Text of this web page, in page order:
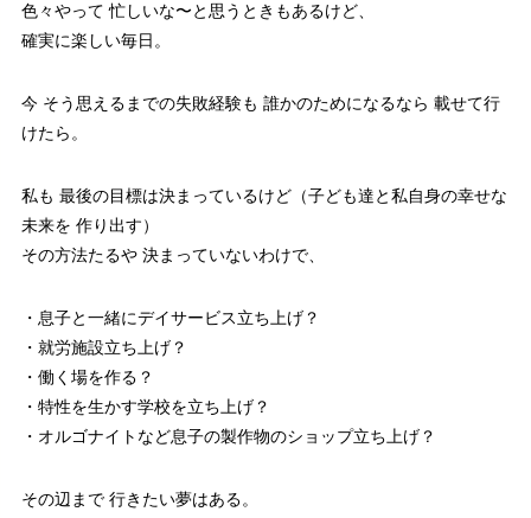
色々やって 忙しいな〜と思うときもあるけど、
確実に楽しい毎日。
今 そう思えるまでの失敗経験も 誰かのためになるなら 載せて行
けたら。
私も 最後の目標は決まっているけど（子ども達と私自身の幸せな
未来を 作り出す）
その方法たるや 決まっていないわけで、
・息子と一緒にデイサービス立ち上げ？
・就労施設立ち上げ？
・働く場を作る？
・特性を生かす学校を立ち上げ？
・オルゴナイトなど息子の製作物のショップ立ち上げ？
その辺まで 行きたい夢はある。